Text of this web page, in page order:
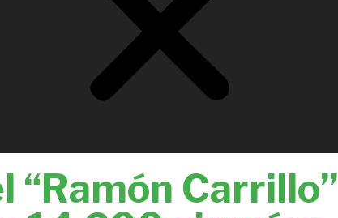
“Ramón Carrillo”